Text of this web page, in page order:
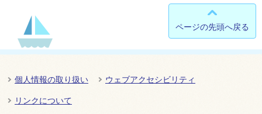
ページの先頭へ戻る
個人情報の取り扱い ウェブアクセシビリティ
リンクについて